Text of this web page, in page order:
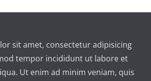
sit amet, consectetur adipisicing
tempor incididunt ut labore et
Ut enim ad minim veniam, quis